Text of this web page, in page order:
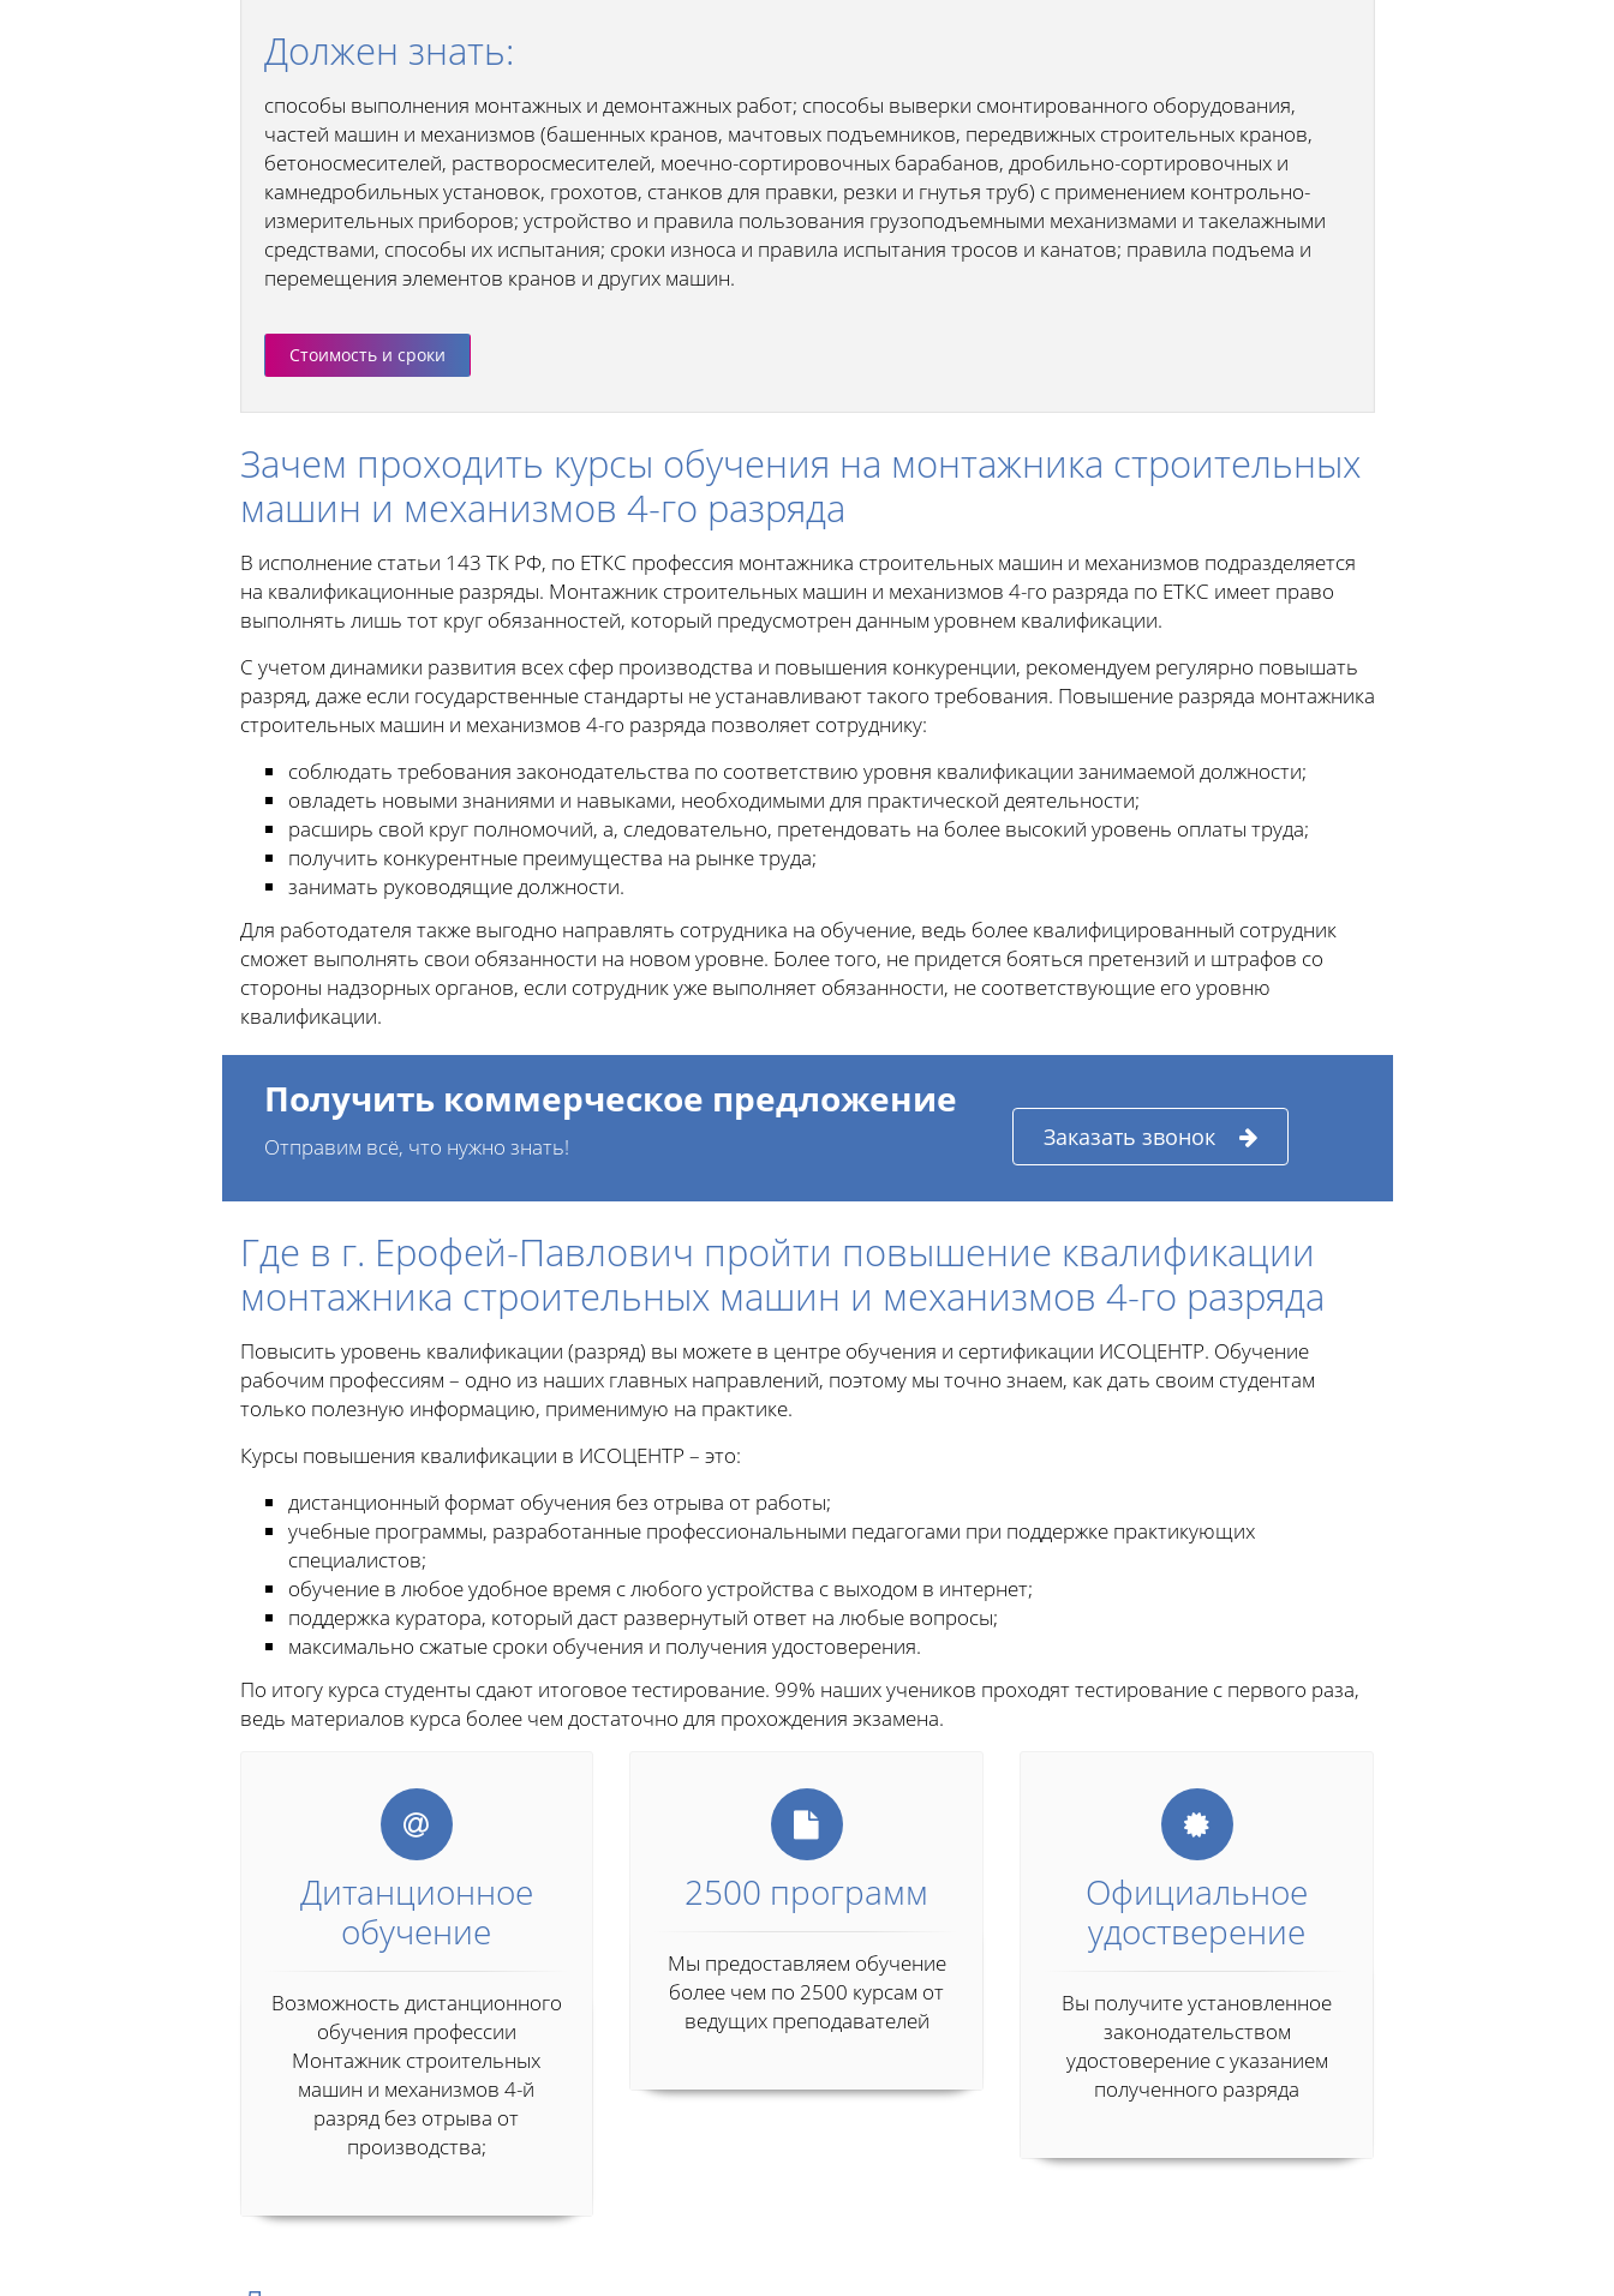
Должен знать:
способы выполнения монтажных и демонтажных работ; способы выверки смонтированного оборудования,
частей машин и механизмов (башенных кранов, мачтовых подъемников, передвижных строительных кранов,
бетоносмесителей, растворосмесителей, моечно-сортировочных барабанов, дробильно-сортировочных и
камнедробильных установок, грохотов, станков для правки, резки и гнутья труб) с применением контрольно-
измерительных приборов; устройство и правила пользования грузоподъемными механизмами и такелажными
средствами, способы их испытания; сроки износа и правила испытания тросов и канатов; правила подъема и
перемещения элементов кранов и других машин.
Стоимость и сроки
Зачем проходить курсы обучения на монтажника строительных
машин и механизмов 4-го разряда
В исполнение статьи 143 ТК РФ, по ЕТКС профессия монтажника строительных машин и механизмов подразделяется
на квалификационные разряды. Монтажник строительных машин и механизмов 4-го разряда по ЕТКС имеет право
выполнять лишь тот круг обязанностей, который предусмотрен данным уровнем квалификации.
С учетом динамики развития всех сфер производства и повышения конкуренции, рекомендуем регулярно повышать
разряд, даже если государственные стандарты не устанавливают такого требования. Повышение разряда монтажника
строительных машин и механизмов 4-го разряда позволяет сотруднику:
соблюдать требования законодательства по соответствию уровня квалификации занимаемой должности;
овладеть новыми знаниями и навыками, необходимыми для практической деятельности;
расширь свой круг полномочий, а, следовательно, претендовать на более высокий уровень оплаты труда;
получить конкурентные преимущества на рынке труда;
занимать руководящие должности.
Для работодателя также выгодно направлять сотрудника на обучение, ведь более квалифицированный сотрудник
сможет выполнять свои обязанности на новом уровне. Более того, не придется бояться претензий и штрафов со
стороны надзорных органов, если сотрудник уже выполняет обязанности, не соответствующие его уровню
квалификации.
Получить коммерческое предложение
Отправим всё, что нужно знать! Заказать звонок
Где в г. Ерофей-Павлович пройти повышение квалификации
монтажника строительных машин и механизмов 4-го разряда
Повысить уровень квалификации (разряд) вы можете в центре обучения и сертификации ИСОЦЕНТР. Обучение
рабочим профессиям – одно из наших главных направлений, поэтому мы точно знаем, как дать своим студентам
только полезную информацию, применимую на практике.
Курсы повышения квалификации в ИСОЦЕНТР – это:
дистанционный формат обучения без отрыва от работы;
учебные программы, разработанные профессиональными педагогами при поддержке практикующих
специалистов;
обучение в любое удобное время с любого устройства с выходом в интернет;
поддержка куратора, который даст развернутый ответ на любые вопросы;
максимально сжатые сроки обучения и получения удостоверения.
По итогу курса студенты сдают итоговое тестирование. 99% наших учеников проходят тестирование с первого раза,
ведь материалов курса более чем достаточно для прохождения экзамена.
Дитанционное
обучение
Возможность дистанционного
обучения профессии
Монтажник строительных
машин и механизмов 4-й
разряд без отрыва от
производства;
2500 программ
Мы предоставляем обучение
более чем по 2500 курсам от
ведущих преподавателей
Официальное
удостверение
Вы получите установленное
законодательством
удостоверение с указанием
полученного разряда